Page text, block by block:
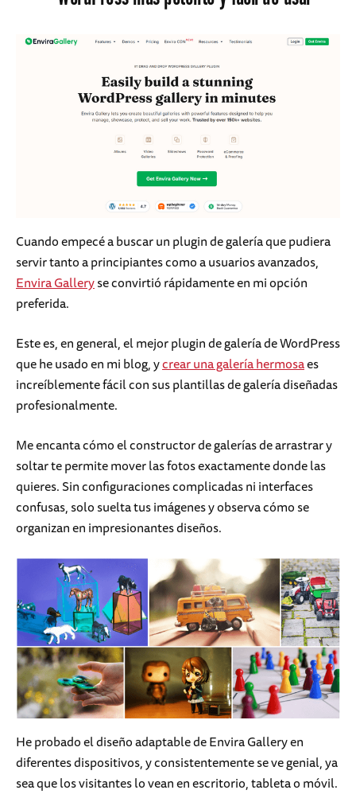
Cuando empecé a buscar un plugin de galería que pudiera
servir tanto a principiantes como a usuarios avanzados,
Envira Galleryse convirtió rápidamente en mi opción
preferida.
Este es, en general, el mejor plugin de galería de WordPress
que he usado en mi blog, ycrear una galería hermosaes
increíblemente fácil con sus plantillas de galería diseñadas
profesionalmente.
Me encanta cómo el constructor de galerías de arrastrar y
soltar te permite mover las fotos exactamente donde las
quieres. Sin configuraciones complicadas ni interfaces
confusas, solo suelta tus imágenes y observa cómo se
organizan en impresionantes diseños.
He probado el diseño adaptable de Envira Gallery en
diferentes dispositivos, y consistentemente se ve genial, ya
sea que los visitantes lo vean en escritorio, tableta o móvil.